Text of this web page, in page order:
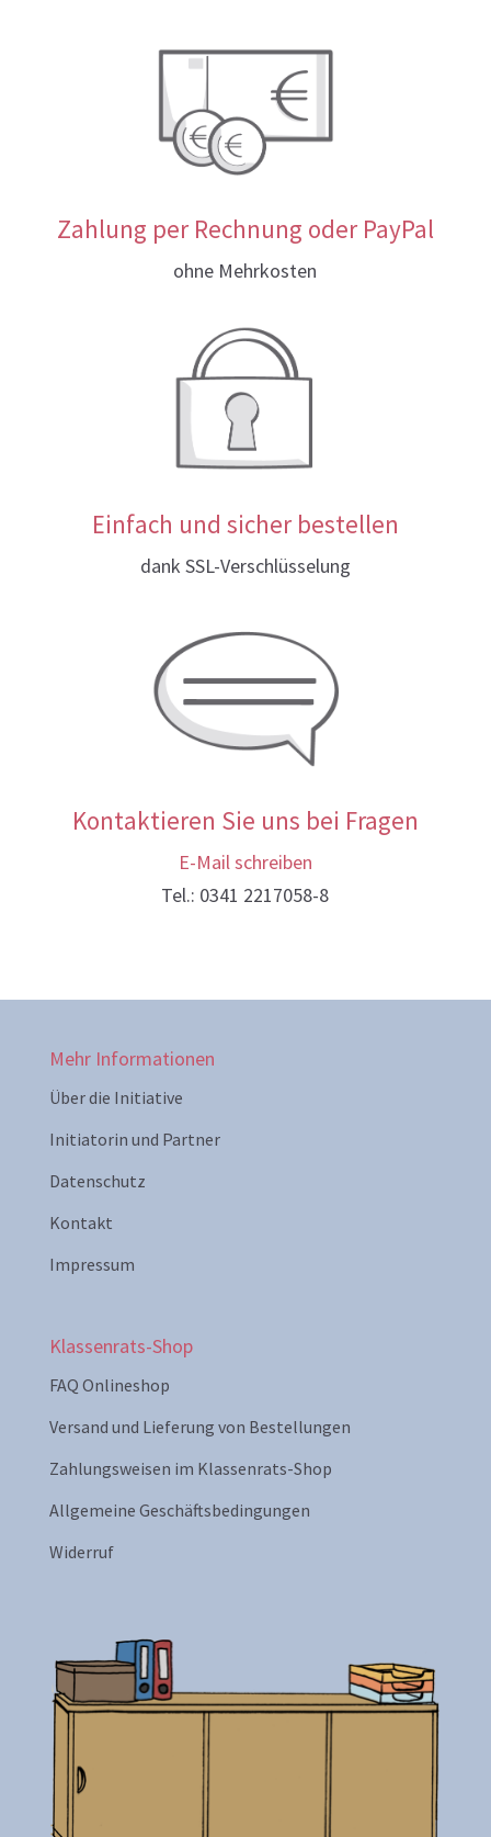
Zahlung per Rechnung oder PayPal
ohne Mehrkosten
Einfach und sicher bestellen
dank SSL-Verschlüsselung
Kontaktieren Sie uns bei Fragen
E-Mail schreiben
Tel.: 0341 2217058-8
Mehr Informationen
Über die Initiative
Initiatorin und Partner
Datenschutz
Kontakt
Impressum
Klassenrats-Shop
FAQ Onlineshop
Versand und Lieferung von Bestellungen
Zahlungsweisen im Klassenrats-Shop
Allgemeine Geschäftsbedingungen
Widerruf